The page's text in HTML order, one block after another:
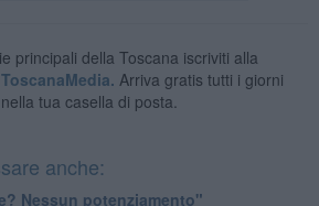
principali della Toscana iscriviti alla
Arriva gratis tutti i giorni
tua casella di posta.
anche:
Nessun potenziamento"